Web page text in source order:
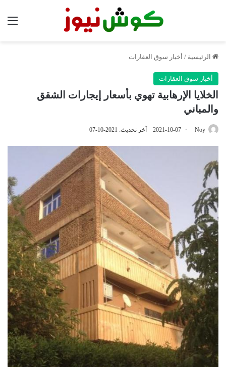
الرئيسية / أخبار سوق العقارات
أخبار سوق العقارات
الخلايا الإرهابية تهوي بأسعار إيجارات الشقق
والمباني
Noy
2021-10-07 آخر تحديث: 2021-10-07